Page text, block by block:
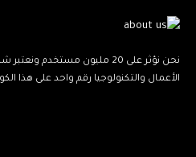
نحن نؤثر على 20 مليون مستخدم
الأعمال والتكنولوجيا رقم واحد على هذا